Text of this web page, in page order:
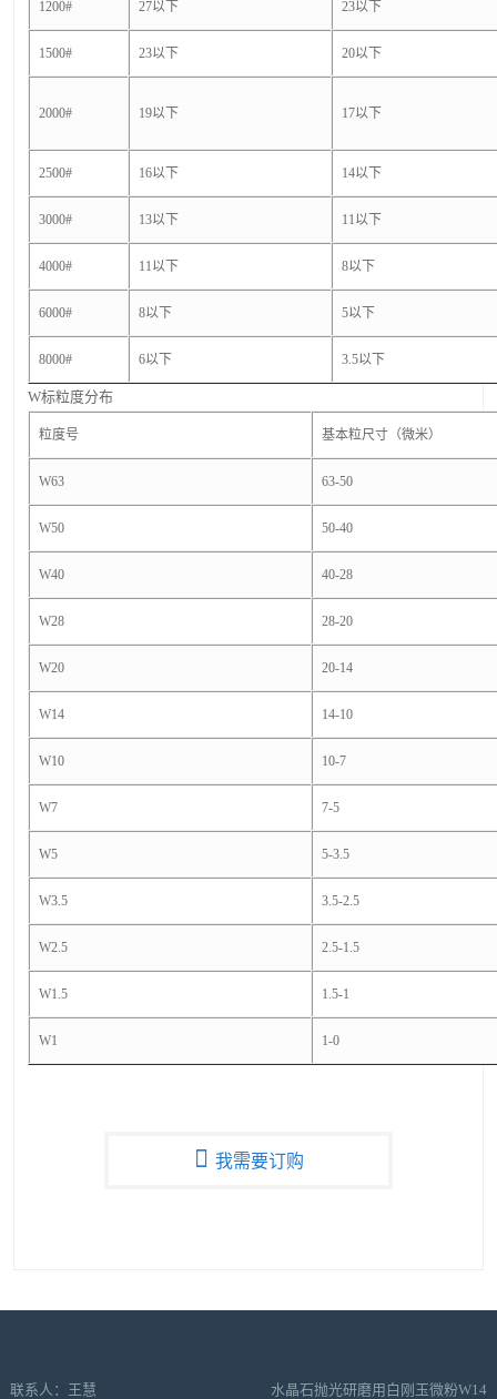
1200# 27以下 23以下
1500# 23以下 20以下
2000# 19以下 17以下
2500# 16以下 14以下
3000# 13以下 11以下
4000# 11以下 8以下
6000# 8以下 5以下
8000# 6以下 3.5以下
W标粒度分布
粒度号 基本粒尺寸（微米）
W63 63-50
W50 50-40
W40 40-28
W28 28-20
W20 20-14
W14 14-10
W10 10-7
W7 7-5
W5 5-3.5
W3.5 3.5-2.5
W2.5 2.5-1.5
W1.5 1.5-1
W1 1-0
我需要订购
联系人：王慧 水晶石抛光研磨用白刚玉微粉W14